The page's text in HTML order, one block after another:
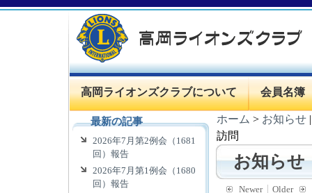
高岡ライオンズクラブについて 会員名簿
ホーム > お知らせ
訪問
お知らせ
Newer Older
最新の記事
2026年7月第2例会（1681
回）報告
2026年7月第1例会（1680
回）報告